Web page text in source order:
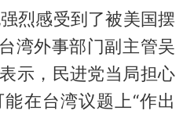
烈感受到了被美国摆
湾外事部门副主管吴
示，民进党当局担心
在台湾议题上“作出